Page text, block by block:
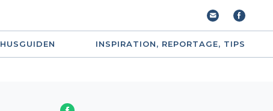
HUSGUIDEN INSPIRATION, REPORTAGE, TIPS